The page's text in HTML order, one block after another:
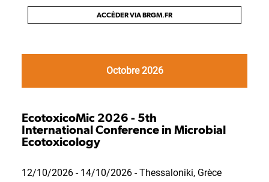
ACCÉDER VIA BRGM.FR
Octobre 2026
EcotoxicoMic 2026 - 5th
International Conference in Microbial
Ecotoxicology
12/10/2026 - 14/10/2026 - Thessaloniki, Grèce